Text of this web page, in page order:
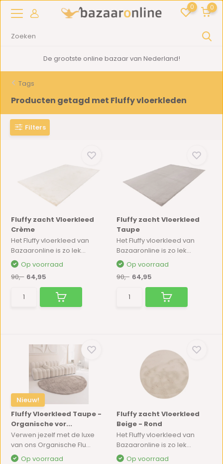
0 0
2000m2showroom in Woerden
Tags
Producten getagd met Fluffy vloerkleden
Filters
Fluffy zacht Vloerkleed
Crème
Het Fluffy vloerkleed van
Bazaaronline is zo lek...
Op voorraad
90,- 64,95
Fluffy zacht Vloerkleed
Taupe
Het Fluffy vloerkleed van
Bazaaronline is zo lek...
Op voorraad
90,- 64,95
Nieuw!
Fluffy Vloerkleed Taupe -
Organische vor...
Verwen jezelf met de luxe
van ons Organische Flu...
Op voorraad
Fluffy zacht Vloerkleed
Beige - Rond
Het Fluffy vloerkleed van
Bazaaronline is zo lek...
Op voorraad